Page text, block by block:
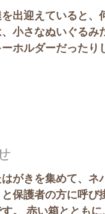
出迎えていると、
小さなぬいぐるみ
ホルダーだったり
がきを集めて、ネ
保護者の方に呼び
。 赤い箱ととも